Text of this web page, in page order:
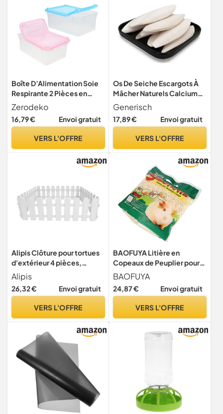
Boîte D’Alimentation Soie
Respirante 2 Pièces en
Plastique
Zerodeko
16,79 € Envoi gratuit
VERS L'OFFRE
Os De Seiche Escargots À
Mâcher Naturels Calcium
Nutrition
Generisch
17,89 € Envoi gratuit
VERS L'OFFRE
Alipis Clôture pour tortues
d'extérieur 4 pièces,
enclos d'isolation pour
reptiles, plastique résistant
et portable pour petits
fournitures pour parc pour
Alipis
26,32 € Envoi gratuit
VERS L'OFFRE
BAOFUYA Litière en
Copeaux de Peuplier pour
Petits Animaux, Hamster,
Cochon d'Inde, Lapin,
Chinchilla avec Laine de
Fourniture pour Reptile
BAOFUYA
24,87 € Envoi gratuit
VERS L'OFFRE